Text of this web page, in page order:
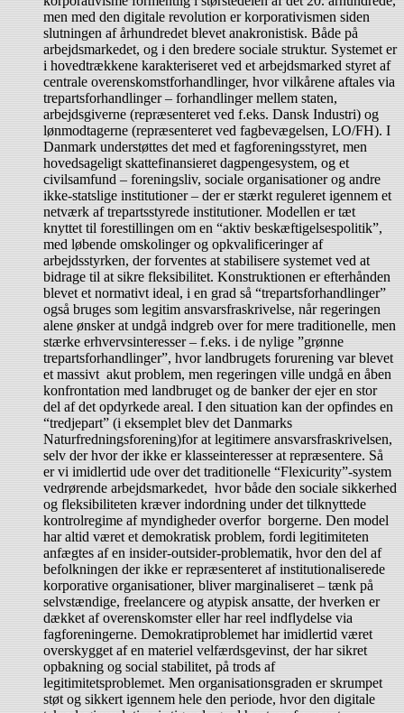
men med den digitale revolution er korporativismen siden
slutningen af århundredet blevet anakronistisk. Både på
arbejdsmarkedet, og i den bredere sociale struktur. Systemet er
i hovedtrækkene karakteriseret ved et arbejdsmarked styret af
centrale overenskomstforhandlinger, hvor vilkårene aftales via
trepartsforhandlinger – forhandlinger mellem staten,
arbejdsgiverne (repræsenteret ved f.eks. Dansk Industri) og
lønmodtagerne (repræsenteret ved fagbevægelsen, LO/FH). I
Danmark understøttes det med et fagforeningsstyret, men
hovedsageligt skattefinansieret dagpengesystem, og et
civilsamfund – foreningsliv, sociale organisationer og andre
ikke-statslige institutioner – der er stærkt reguleret igennem et
netværk af trepartsstyrede institutioner. Modellen er tæt
knyttet til forestillingen om en “aktiv beskæftigelsespolitik”,
med løbende omskolinger og opkvalificeringer af
arbejdsstyrken, der forventes at stabilisere systemet ved at
bidrage til at sikre fleksibilitet. Konstruktionen er efterhånden
blevet et normativt ideal, i en grad så “trepartsforhandlinger”
også bruges som legitim ansvarsfraskrivelse, når regeringen
alene ønsker at undgå indgreb over for mere traditionelle, men
stærke erhvervsinteresser – f.eks. i de nylige ”grønne
trepartsforhandlinger”, hvor landbrugets forurening var blevet
et massivt akut problem, men regeringen ville undgå en åben
konfrontation med landbruget og de banker der ejer en stor
del af det opdyrkede areal. I den situation kan der opfindes en
“tredjepart” (i eksemplet blev det Danmarks
Naturfredningsforening)for at legitimere ansvarsfraskrivelsen,
selv der hvor der ikke er klasseinteresser at repræsentere. Så
er vi imidlertid ude over det traditionelle “Flexicurity”-system
vedrørende arbejdsmarkedet, hvor både den sociale sikkerhed
og fleksibiliteten kræver indordning under det tilknyttede
kontrolregime af myndigheder overfor borgerne. Den model
har altid været et demokratisk problem, fordi legitimiteten
anfægtes af en insider-outsider-problematik, hvor den del af
befolkningen der ikke er repræsenteret af institutionaliserede
korporative organisationer, bliver marginaliseret – tænk på
selvstændige, freelancere og atypisk ansatte, der hverken er
dækket af overenskomster eller har reel indflydelse via
fagforeningerne. Demokratiproblemet har imidlertid været
overskygget af en materiel velfærdsgevinst, der har sikret
opbakning og social stabilitet, på trods af
legitimitetsproblemet. Men organisationsgraden er skrumpet
støt og sikkert igennem hele den periode, hvor den digitale